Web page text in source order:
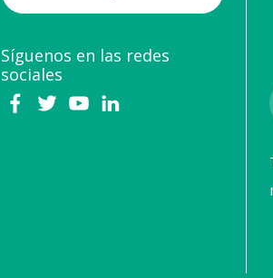
Síguenos en las redes
sociales